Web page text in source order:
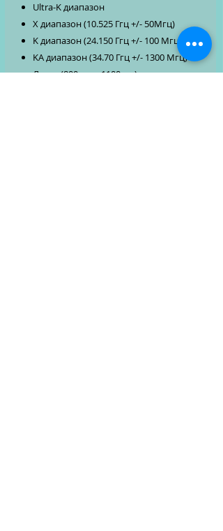
Ultra-K диапазон
X диапазон (10.525 Ггц +/- 50Мгц)
K диапазон (24.150 Ггц +/- 100 Мгц)
KA диапазон (34.70 Ггц +/- 1300 Мгц)
Лазер (800nm ~ 1100nm)